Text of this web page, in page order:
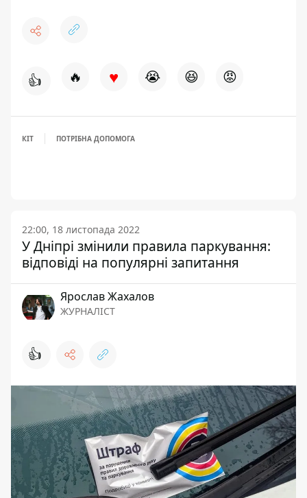
👍 🔥 ♥ 😭 😆 😡
КІТ ПОТРІБНА ДОПОМОГА
22:00, 18 листопада 2022
У Дніпрі змінили правила паркування:
відповіді на популярні запитання
Ярослав Жахалов
ЖУРНАЛІСТ
👍